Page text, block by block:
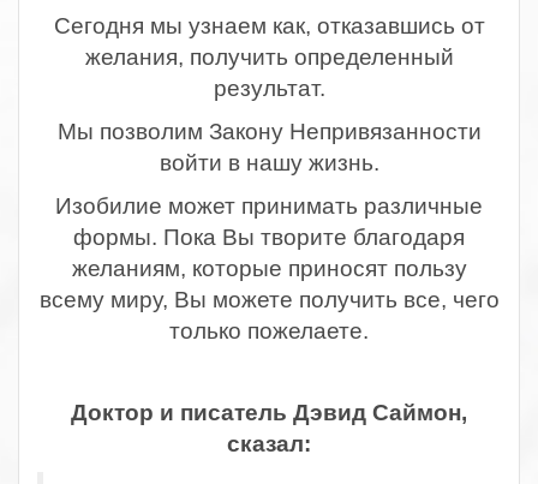
Сегодня мы узнаем как, отказавшись от
желания, получить определенный
результат.
Мы позволим Закону Непривязанности
войти в нашу жизнь.
Изобилие может принимать различные
формы. Пока Вы творите благодаря
желаниям, которые приносят пользу
всему миру, Вы можете получить все, чего
только пожелаете.
Доктор и писатель Дэвид Саймон,
сказал: